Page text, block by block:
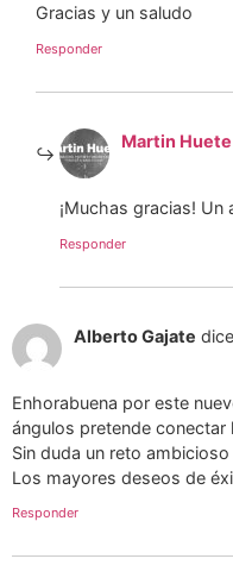
Gracias y un saludo
Responder
Martin Huete
¡Muchas gracias! Un
Responder
Alberto Gajate
Enhorabuena por este
ángulos pretende conectar
Sin duda un reto
Los mayores deseos de
Responder